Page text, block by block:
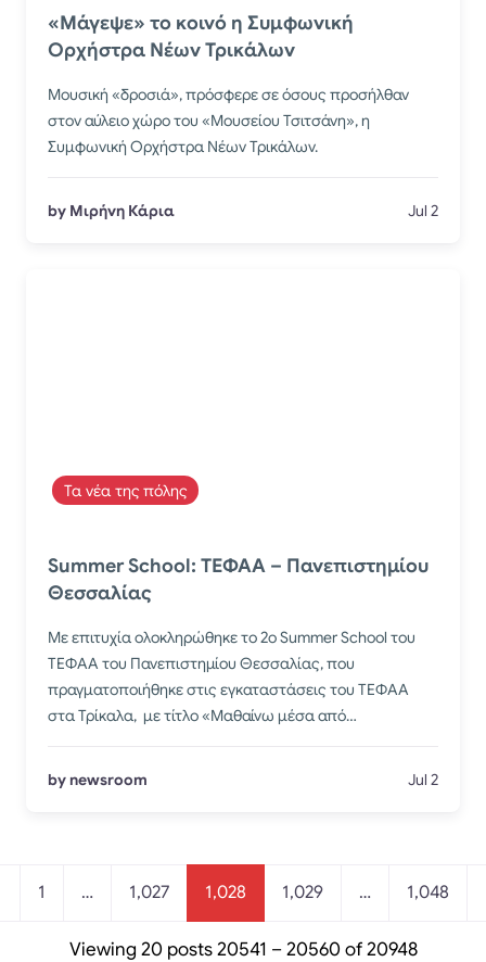
«Μάγεψε» το κοινό η Συμφωνική
Ορχήστρα Νέων Τρικάλων
Μουσική «δροσιά», πρόσφερε σε όσους προσήλθαν
στον αύλειο χώρο του «Μουσείου Τσιτσάνη», η
Συμφωνική Ορχήστρα Νέων Τρικάλων.
by Μιρήνη Κάρια Jul 2
Τα νέα της πόλης
Summer School: ΤΕΦΑΑ – Πανεπιστημίου
Θεσσαλίας
Με επιτυχία ολοκληρώθηκε το 2ο Summer School του
ΤΕΦΑΑ του Πανεπιστημίου Θεσσαλίας, που
πραγματοποιήθηκε στις εγκαταστάσεις του ΤΕΦΑΑ
στα Τρίκαλα, με τίτλο «Μαθαίνω μέσα από…
by newsroom Jul 2
1 … 1,027 1,028 1,029 … 1,048
Viewing 20 posts 20541 – 20560 of 20948